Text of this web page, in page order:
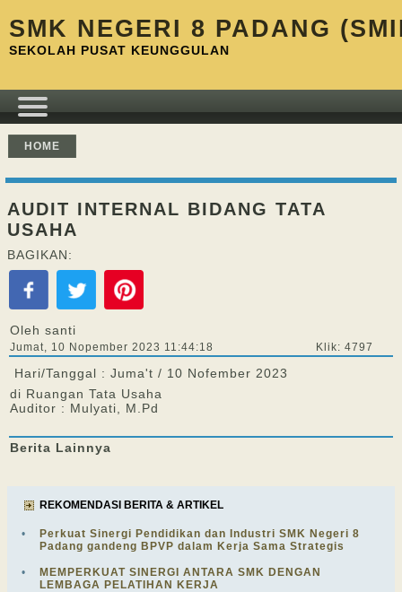
SMK NEGERI 8 PADANG
SEKOLAH PUSAT KEUNGGULAN
HOME
AUDIT INTERNAL BIDANG TATA
USAHA
BAGIKAN:
Oleh santi
Jumat, 10 Nopember 2023 11:44:18 Klik: 4797
Hari/Tanggal : Juma't / 10 Nofember 2023
di Ruangan Tata Usaha
Auditor : Mulyati, M.Pd
Berita Lainnya
REKOMENDASI BERITA & ARTIKEL
•
Perkuat Sinergi Pendidikan dan Industri SMK Negeri 8
Padang gandeng BPVP dalam Kerja Sama Strategis
•
MEMPERKUAT SINERGI ANTARA SMK DENGAN
LEMBAGA PELATIHAN KERJA